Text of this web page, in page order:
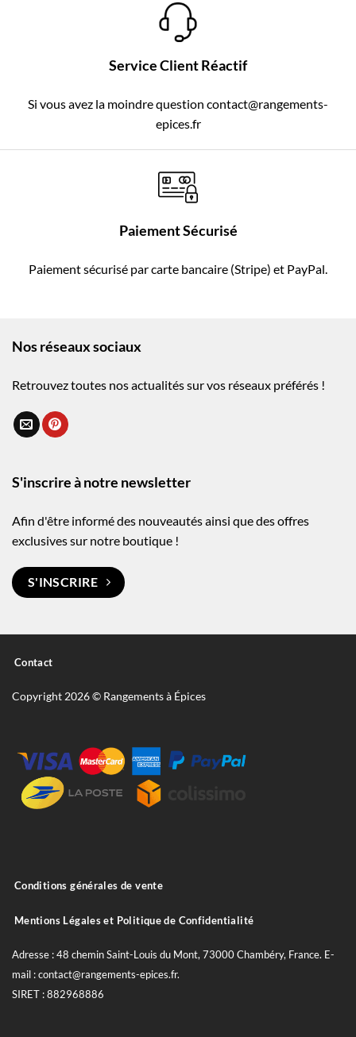
Service Client Réactif
Si vous avez la moindre question contact@rangements-
epices.fr
Paiement Sécurisé
Paiement sécurisé par carte bancaire (Stripe) et PayPal.
Nos réseaux sociaux
Retrouvez toutes nos actualités sur vos réseaux préférés !
S'inscrire à notre newsletter
Afin d'être informé des nouveautés ainsi que des offres
exclusives sur notre boutique !
S'INSCRIRE
Contact
Copyright 2026 © Rangements à Épices
Conditions générales de vente
Mentions Légales et Politique de Confidentialité
Adresse : 48 chemin Saint-Louis du Mont, 73000 Chambéry, France. E-
mail : contact@rangements-epices.fr.
SIRET : 882968886